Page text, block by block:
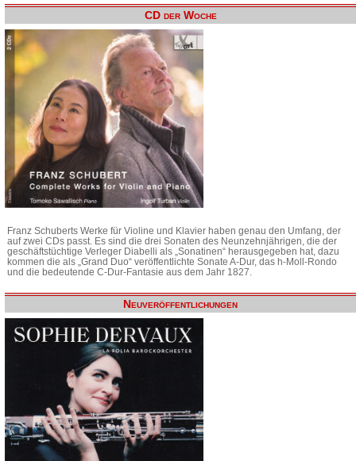
CD der Woche
Franz Schuberts Werke für Violine und Klavier haben genau den Umfang, der
auf zwei CDs passt. Es sind die drei Sonaten des Neunzehnjährigen, die der
geschäftstüchtige Verleger Diabelli als „Sonatinen“ herausgegeben hat, dazu
kommen die als „Grand Duo“ veröffentlichte Sonate A-Dur, das h-Moll-Rondo
und die bedeutende C-Dur-Fantasie aus dem Jahr 1827.
Neuveröffentlichungen